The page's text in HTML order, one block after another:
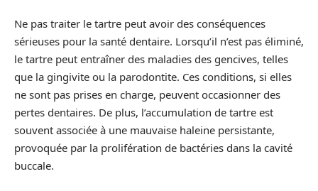
Ne pas traiter le tartre peut avoir des conséquences
sérieuses pour la santé dentaire. Lorsqu’il n’est pas éliminé,
le tartre peut entraîner des maladies des gencives, telles
que la gingivite ou la parodontite. Ces conditions, si elles
ne sont pas prises en charge, peuvent occasionner des
pertes dentaires. De plus, l’accumulation de tartre est
souvent associée à une mauvaise haleine persistante,
provoquée par la prolifération de bactéries dans la cavité
buccale.